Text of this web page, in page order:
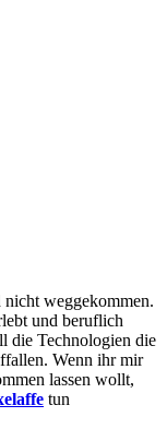
weggekommen.
und beruflich
die Technologien die
Wenn ihr mir
lassen wollt,
tun